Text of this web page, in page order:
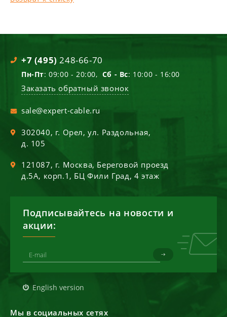
+7 (495) 248-66-70
Пн-Пт: 09:00 - 20:00, Сб - Вс: 10:00 - 16:00
Заказать обратный звонок
sale@expert-cable.ru
302040, г. Орел,ул. Раздольная,
д. 105
121087, г. Москва, Береговой проезд
д.5А, корп.1, БЦ Фили Град, 4 этаж
Подписывайтесь на новости и
акции:
English version
Мы в социальных сетях